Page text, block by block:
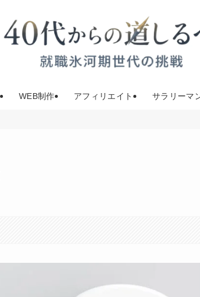
WEB制作 アフィリエイト サラリーマ